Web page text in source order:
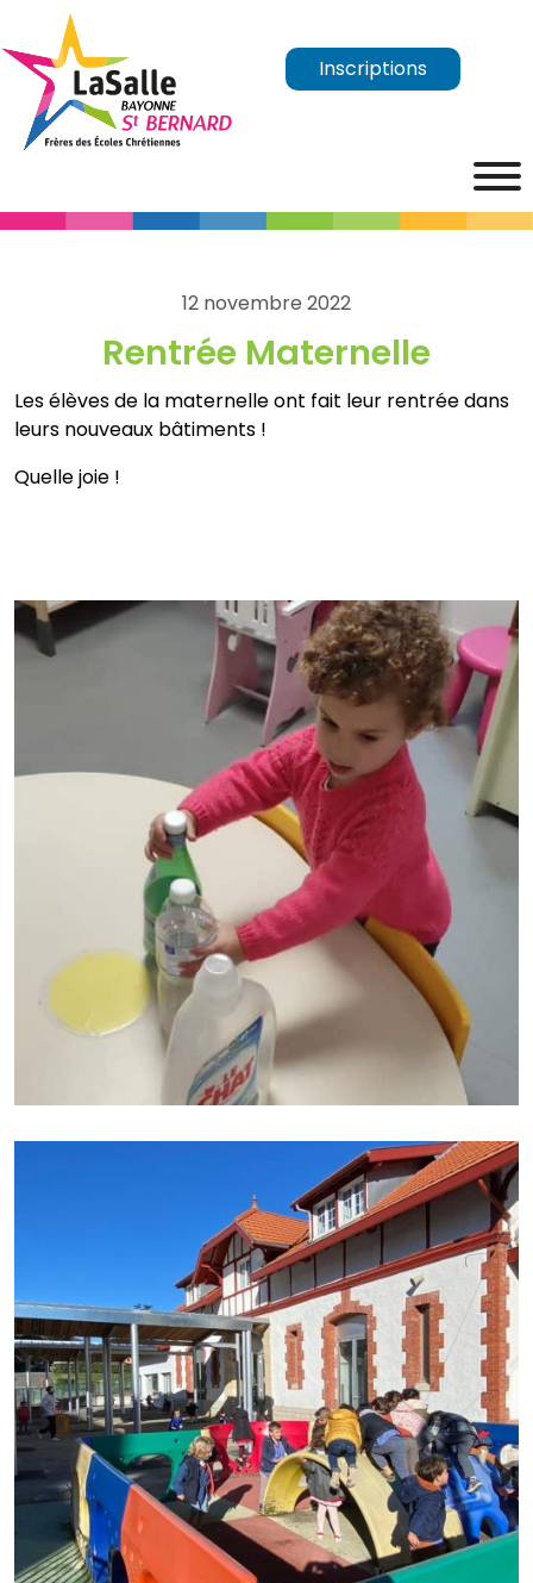
Inscriptions
12 novembre 2022
Rentrée Maternelle
Les élèves de la maternelle ont fait leur rentrée dans
leurs nouveaux bâtiments !
Quelle joie !